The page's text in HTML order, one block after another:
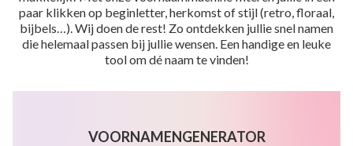
paar klikken op beginletter, herkomst of stijl (retro, floraal,
bijbels…). Wij doen de rest! Zo ontdekken jullie snel namen
die helemaal passen bij jullie wensen. Een handige en leuke
tool om dé naam te vinden!
VOORNAMENGENERATOR